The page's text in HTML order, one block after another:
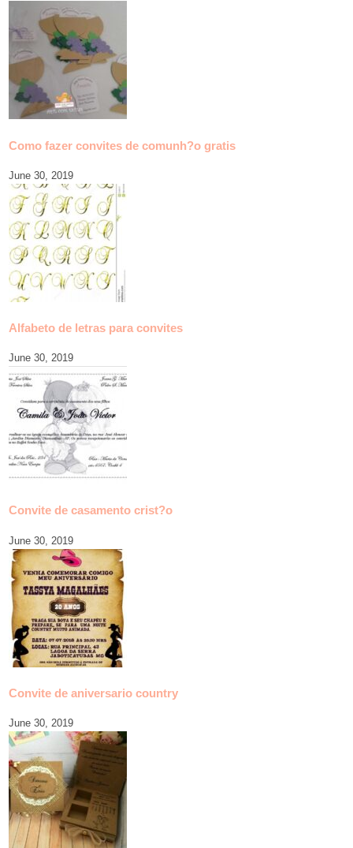
Como fazer convites de comunh?o gratis
June 30, 2019
Alfabeto de letras para convites
June 30, 2019
Convite de casamento crist?o
June 30, 2019
Convite de aniversario country
June 30, 2019